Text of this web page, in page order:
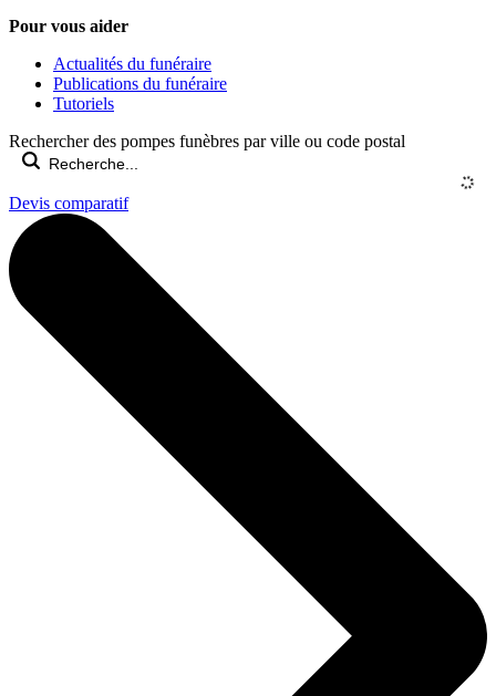
Pour vous aider
Actualités du funéraire
Publications du funéraire
Tutoriels
Rechercher des pompes funèbres par ville ou code postal
Devis comparatif